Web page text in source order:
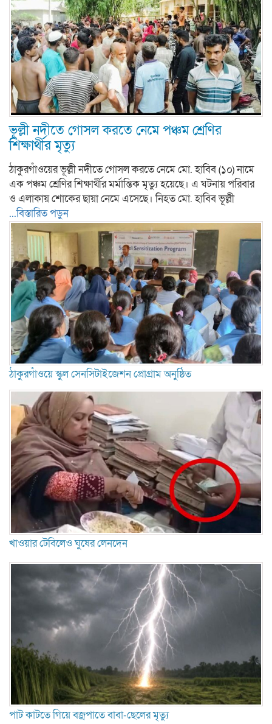
ভূল্লী নদীতে গোসল করতে নেমে পঞ্চম শ্রেণির
শিক্ষার্থীর মৃত্যু
ঠাকুরগাঁওয়ের ভূল্লী নদীতে গোসল করতে নেমে মো. হাবিব (১০) নামে
এক পঞ্চম শ্রেণির শিক্ষার্থীর মর্মান্তিক মৃত্যু হয়েছে। এ ঘটনায় পরিবার
ও এলাকায় শোকের ছায়া নেমে এসেছে। নিহত মো. হাবিব ভূল্লী
...বিস্তারিত পড়ুন
ঠাকুরগাঁওয়ে স্কুল সেনসিটাইজেশন প্রোগ্রাম অনুষ্ঠিত
খাওয়ার টেবিলেও ঘুষের লেনদেন
পাট কাটতে গিয়ে বজ্রপাতে বাবা-ছেলের মৃত্যু